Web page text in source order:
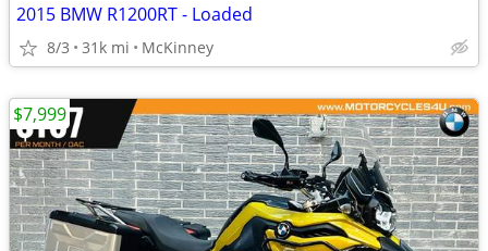
2015 BMW R1200RT - Loaded
8/3 31k mi McKinney
$7,999